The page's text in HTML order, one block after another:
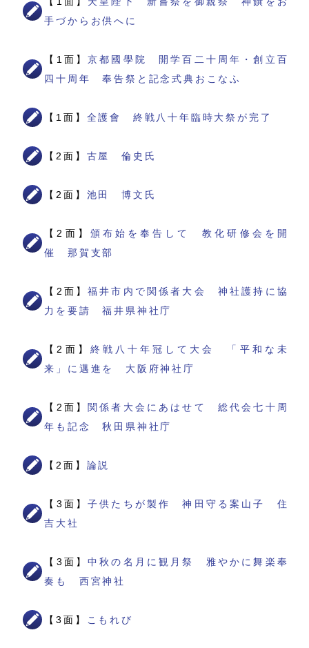
手づからお供へに
【1面】京都國學院 開学百二十周年・創立百
四十周年 奉告祭と記念式典おこなふ
【1面】 全護會 終戦八十年臨時大祭が完了
【2面】 古屋 倫史氏
【2面】 池田 博文氏
【2面】 頒布始を奉告して 教化研修会を開
催 那賀支部
【2面】福井市内で関係者大会 神社護持に協
力を要請 福井県神社庁
【2面】 終戦八十年冠して大会 「平和な未
来」に邁進を 大阪府神社庁
【2面】 関係者大会にあはせて 総代会七十周
年も記念 秋田県神社庁
【2面】 論説
【3面】子供たちが製作 神田守る案山子 住
吉大社
【3面】中秋の名月に観月祭 雅やかに舞楽奉
奏も 西宮神社
【3面】 こもれび